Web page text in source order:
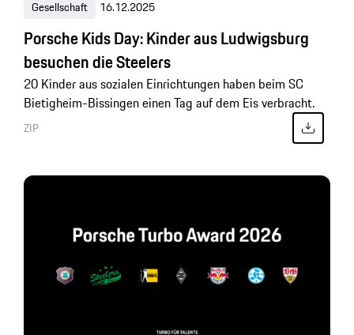
Gesellschaft 16.12.2025
Porsche Kids Day: Kinder aus Ludwigsburg
besuchen die Steelers
20 Kinder aus sozialen Einrichtungen haben beim SC
Bietigheim-Bissingen einen Tag auf dem Eis verbracht.
ZIP